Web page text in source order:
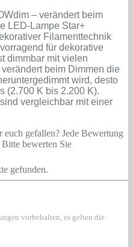
– verändert beim
LED-Lampe Star+
Filamenttechnik
für dekorative
dimmbar mit vielen
beim Dimmen die
wird, desto
(2.700 K bis 2.200 K).
vergleichbar mit einer
gefallen? Jede Bewertung
bewerten Sie
gefunden.
vorbehalten, es gelten die